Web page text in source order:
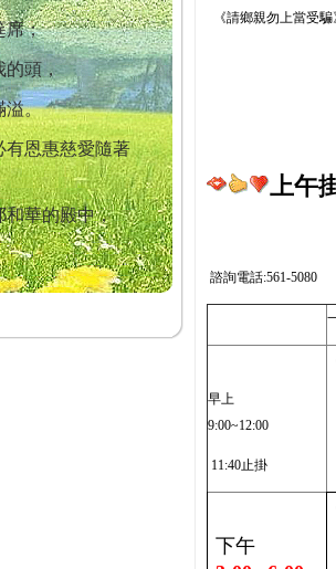
席；
的頭，
溢。
有恩惠慈愛隨著
和華的殿中，
《請鄉親勿上當受騙
上午
諮詢電話:561-5080
早上
9:00~12:00
11:40止掛
下午